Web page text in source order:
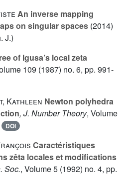
An inverse mapping
on singular spaces (2014)
J.)
of Igusa’s local zeta
109 (1987) no. 6, pp. 991-
Kathleen Newton polyhedra
, J. Number Theory, Volume
DOI
Caractéristiques
zêta locales et modifications
Soc., Volume 5 (1992) no. 4, pp.